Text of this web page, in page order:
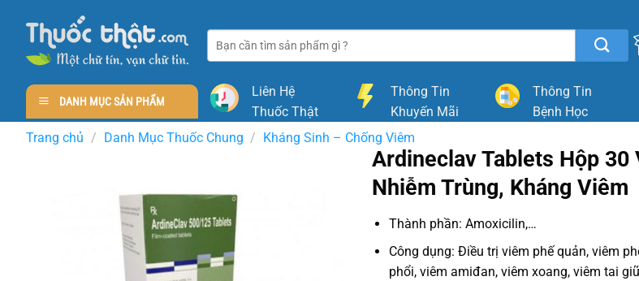
content
kiếm:
DANH MỤC SẢN PHẨM
Liên Hệ
Thuốc Thật
Thông Tin
Khuyến Mãi
Thông Tin
Bệnh Học
Trang chủ / Danh Mục Thuốc Chung / Kháng Sinh – Chống Viêm
Ardineclav Tablets Hộp 30
Nhiễm Trùng, Kháng Viêm
Thành phần: Amoxicilin,…
Công dụng: Điều trị viêm phế quản, viêm
phổi, viêm amiđan, viêm xoang, viêm tai